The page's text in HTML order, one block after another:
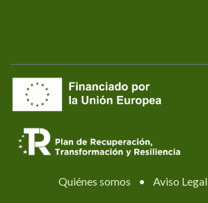
Quiénes somos • Aviso Legal